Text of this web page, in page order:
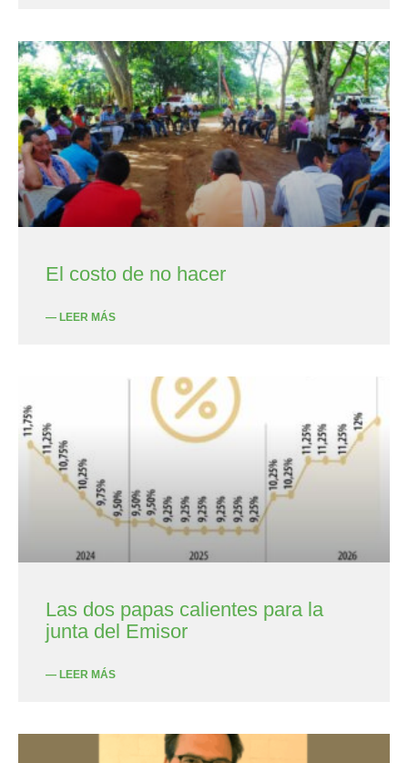
El costo de no hacer
— LEER MÁS
Las dos papas calientes para la
junta del Emisor
— LEER MÁS